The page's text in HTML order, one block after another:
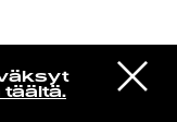
täältä.
VIESTI
STUDIOON